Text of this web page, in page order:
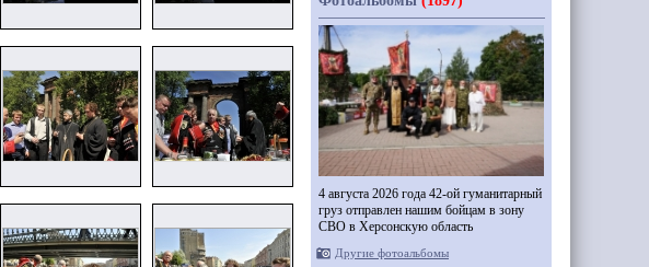
4 августа 2026 года 42-ой гуманитарный
груз отправлен нашим бойцам в зону
СВО в Херсонскую область
Другие фотоальбомы